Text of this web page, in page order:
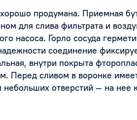
продумана. Приемная
для слива фильтрата и
насоса. Горло сосуда
соединение
внутри покрыта
Перед сливом в воронке
отверстий — на нее